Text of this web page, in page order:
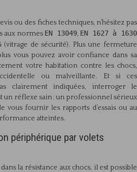
ou des fiches techniques, n’hésitez pas
aux normes EN 13049, EN 1627 à 1630
(vitrage de sécurité). Plus une fermeture
vous pouvez avoir confiance dans sa
votre habitation contre les chocs,
ou malveillante. Et si ces
clairement indiquées, interroger le
un réflexe sain : un professionnel sérieux
vous fournir les rapports d’essais ou au
atteintes.
périphérique par volets
la résistance aux chocs, il est possible